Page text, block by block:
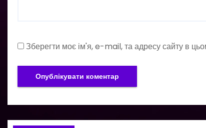
Зберегти моє ім'я, e-mail, та адресу сайту в